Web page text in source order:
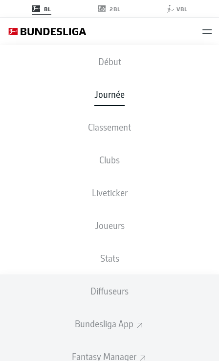
BL 2BL VBL
Début
Journée
Classement
Clubs
Liveticker
Joueurs
Stats
Diffuseurs
Bundesliga App
Fantasy Manager
SVW - VFB
COMPOSITIONS STATISTIQUES
ven., 12.03.2027 - dim., 14.03.2027
Publicité